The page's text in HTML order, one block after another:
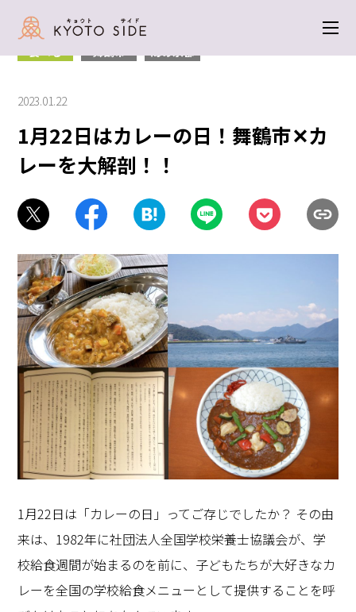
食べる 舞鶴市 海の京都
2023.01.22
1月22日はカレーの日！舞鶴市✕カ
レーを大解剖！！
1月22日は「カレーの日」ってご存じでしたか？ その由
来は、1982年に社団法人全国学校栄養士協議会が、学
校給食週間が始まるのを前に、子どもたちが大好きなカ
レーを全国の学校給食メニューとして提供することを呼